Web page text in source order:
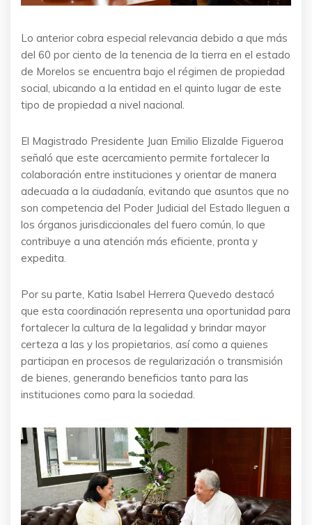
Lo anterior cobra especial relevancia debido a que más
del 60 por ciento de la tenencia de la tierra en el estado
de Morelos se encuentra bajo el régimen de propiedad
social, ubicando a la entidad en el quinto lugar de este
tipo de propiedad a nivel nacional.
El Magistrado Presidente Juan Emilio Elizalde Figueroa
señaló que este acercamiento permite fortalecer la
colaboración entre instituciones y orientar de manera
adecuada a la ciudadanía, evitando que asuntos que no
son competencia del Poder Judicial del Estado lleguen a
los órganos jurisdiccionales del fuero común, lo que
contribuye a una atención más eficiente, pronta y
expedita.
Por su parte, Katia Isabel Herrera Quevedo destacó
que esta coordinación representa una oportunidad para
fortalecer la cultura de la legalidad y brindar mayor
certeza a las y los propietarios, así como a quienes
participan en procesos de regularización o transmisión
de bienes, generando beneficios tanto para las
instituciones como para la sociedad.